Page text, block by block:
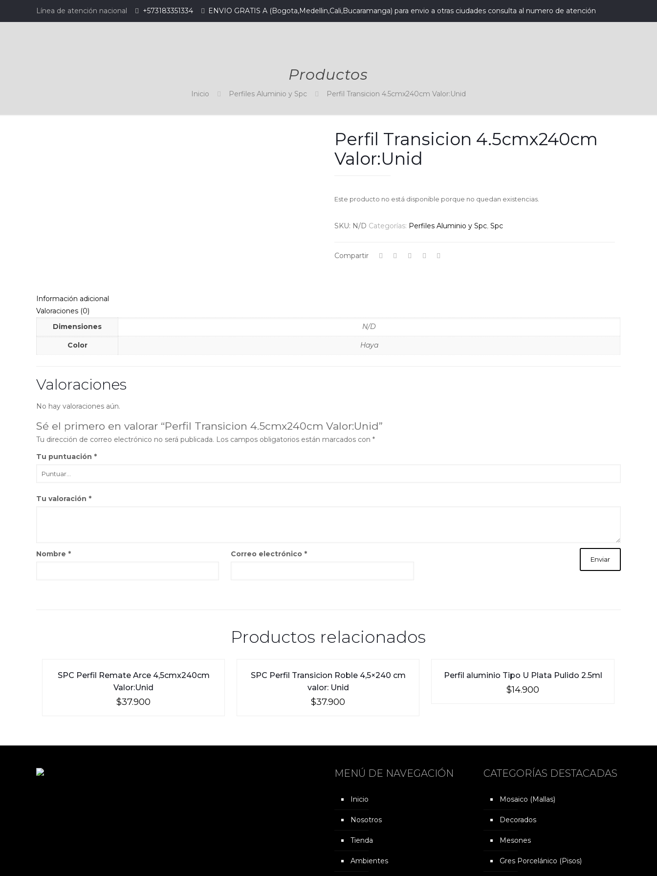
Línea de atención nacional +573183351334 ENVIO GRATIS A (Bogota,Medellin,Cali,Bucaramanga) para envio a otras ciudades consulta al numero de atención
Productos
Inicio Perfiles Aluminio y Spc Perfil Transicion 4.5cmx240cm Valor:Unid
Perfil Transicion 4.5cmx240cm
Valor:Unid
Este producto no está disponible porque no quedan existencias.
SKU: N/D Categorías: Perfiles Aluminio y Spc, Spc
Compartir
Información adicional
Valoraciones (0)
Dimensiones
N/D
Color Haya
Valoraciones
No hay valoraciones aún.
Sé el primero en valorar “Perfil Transicion 4.5cmx240cm Valor:Unid”
Tu dirección de correo electrónico no será publicada. Los campos obligatorios están marcados con*
Tu puntuación *
Tu valoración *
Nombre * Correo electrónico *
Productos relacionados
SPC Perfil Remate Arce 4,5cmx240cm
Valor:Unid
$37.900
SPC Perfil Transicion Roble 4,5×240 cm
valor: Unid
$37.900
Perfil aluminio Tipo U Plata Pulido 2.5ml
$14.900
MENÚ DE NAVEGACIÓN
Inicio
Nosotros
Tienda
Ambientes
CATEGORÍAS DESTACADAS
Mosaico (Mallas)
Decorados
Mesones
Gres Porcelánico (Pisos)